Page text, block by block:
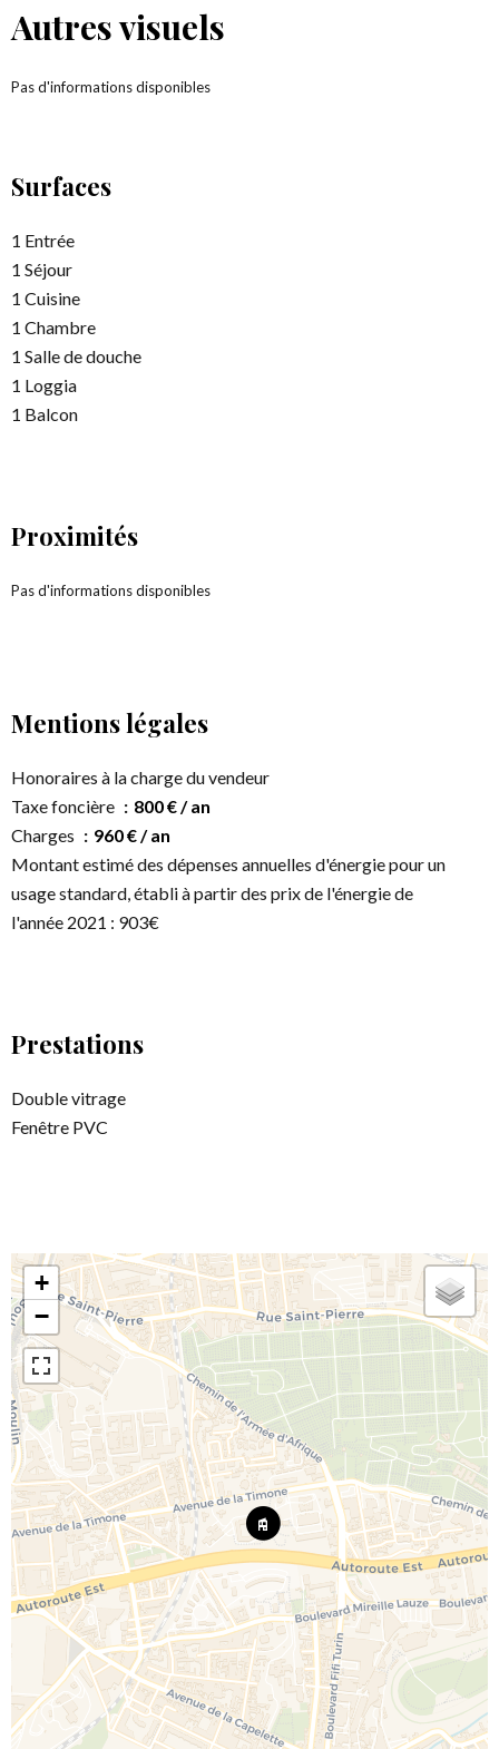
Autres visuels
Pas d'informations disponibles
Surfaces
1 Entrée
1 Séjour
1 Cuisine
1 Chambre
1 Salle de douche
1 Loggia
1 Balcon
Proximités
Pas d'informations disponibles
Mentions légales
Honoraires à la charge du vendeur
Taxe foncière
800 € / an
Charges
960 € / an
Montant estimé des dépenses annuelles d'énergie pour un
usage standard, établi à partir des prix de l'énergie de
l'année 2021 : 903€
Prestations
Double vitrage
Fenêtre PVC
+
−